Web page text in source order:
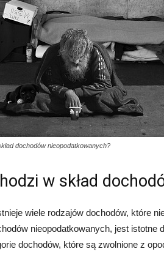
dochodów nieopodatkowanych?
w skład
wiele rodzajów dochodów, które
nieopodatkowanych, jest
dochodów, które są zwolnione z